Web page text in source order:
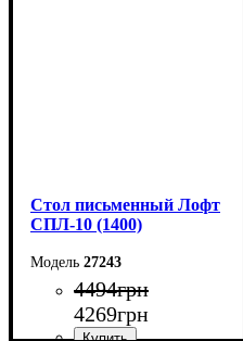
Стол письменный Лофт
СПЛ-10 (1400)
27243
4494грн
4269грн